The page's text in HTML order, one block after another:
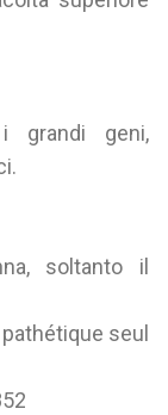
grandi geni,
soltanto il
seul